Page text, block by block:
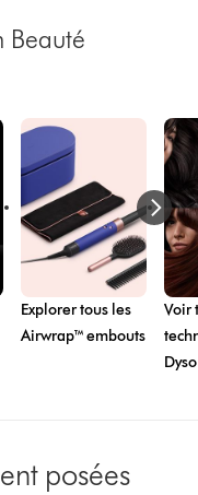
Beauté
Explorer tous les
Airwrap™ embouts
Voir
posées